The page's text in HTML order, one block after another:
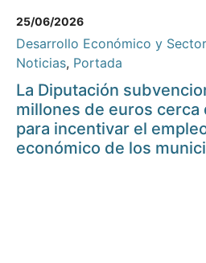
25/06/2026
Desarrollo Económico y
Noticias, Portada
La Diputación
millones de euros
para incentivar el
económico de los